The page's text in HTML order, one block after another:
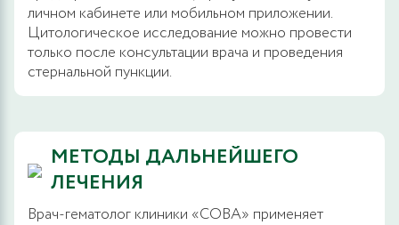
личном кабинете или мобильном приложении.
Цитологическое исследование можно провести
только после консультации врача и проведения
стернальной пункции.
МЕТОДЫ ДАЛЬНЕЙШЕГО
ЛЕЧЕНИЯ
Врач-гематолог клиники «СОВА» применяет